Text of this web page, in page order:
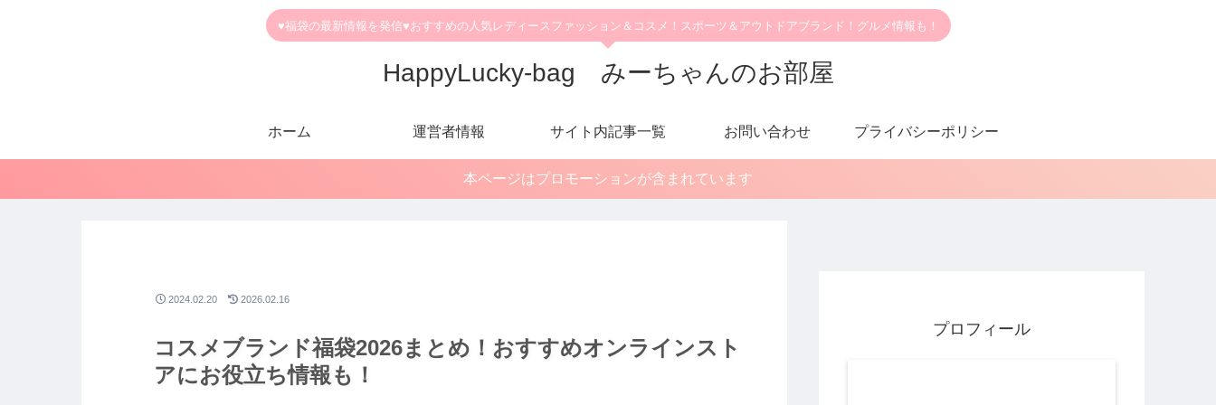
♥福袋の最新情報を発信♥おすすめの人気レディースファッション＆コスメ！スポーツ＆アウトドアブランド！グルメ情報も！
HappyLucky-bag みーちゃんのお部屋
ホーム 運営者情報 サイト内記事一覧 お問い合わせ プライバシーポリシー
本ページはプロモーションが含まれています
コスメブランド福袋2026まとめ！おすすめオンラインスト
アにお役立ち情報も！
2024.02.20 2026.02.16
プロフィール